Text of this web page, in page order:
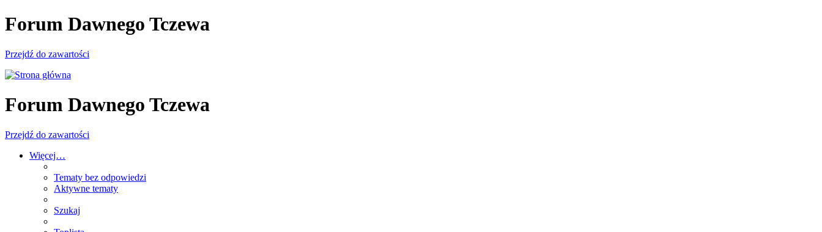
Forum Dawnego Tczewa
Przejdź do zawartości
Forum Dawnego Tczewa
Przejdź do zawartości
Więcej…
Tematy bez odpowiedzi
Aktywne tematy
Szukaj